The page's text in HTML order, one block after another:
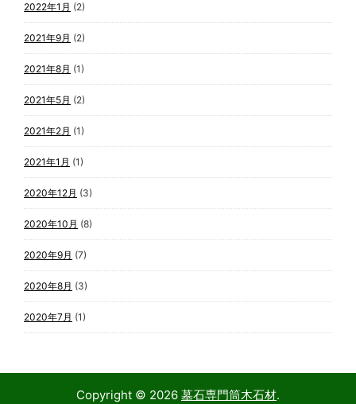
2022年1月 (2)
2021年9月 (2)
2021年8月 (1)
2021年5月 (2)
2021年2月 (1)
2021年1月 (1)
2020年12月 (3)
2020年10月 (8)
2020年9月 (7)
2020年8月 (3)
2020年7月 (1)
Copyright © 2026 墓石専門筒木石材.